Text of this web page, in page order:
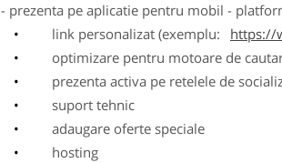
- prezenta pe aplicatie pentru mobil -
link personalizat (exemplu:
https://
optimizare pentru motoare de
prezenta activa pe retelele de
suport tehnic
adaugare oferte speciale
hosting